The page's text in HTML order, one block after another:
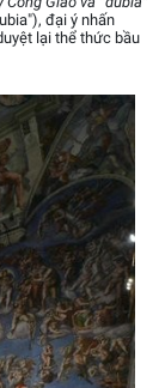
đại ý nhấn
lại thể thức bầu